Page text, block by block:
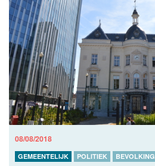
08/08/2018
GEMEENTELIJK POLITIEK BEVOLKING